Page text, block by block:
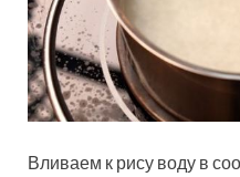
Вливаем к рису воду в